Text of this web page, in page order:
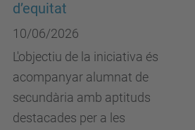
d’equitat
10/06/2026
L'objectiu de la iniciativa és
acompanyar alumnat de
secundària amb aptituds
destacades per a les